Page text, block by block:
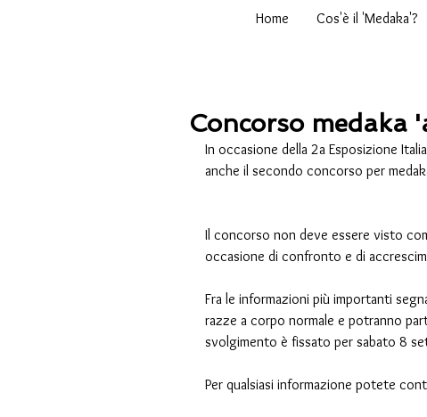
Home Cos'è il 'Medaka'?
Concorso medaka
In occasione della 2a Esposizione
anche il secondo concorso per
Il concorso non deve essere visto
occasione di confronto e di
Fra le informazioni più importanti
razze a corpo normale e potranno
svolgimento è fissato per sabato 8
Per qualsiasi informazione potete